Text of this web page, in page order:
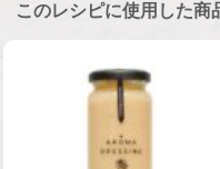
このレシピに使用した商